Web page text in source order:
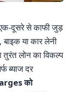
दूसरे से काफी जुड़
या कार लेनी
लोन का विकल्प
ब्याज दर
को